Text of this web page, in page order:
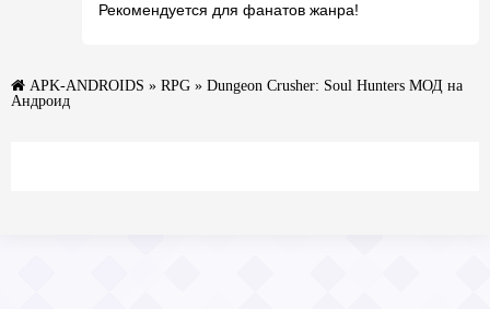
Рекомендуется для фанатов жанра!
APK-ANDROIDS » RPG » Dungeon Crusher: Soul Hunters МОД на
Андроид